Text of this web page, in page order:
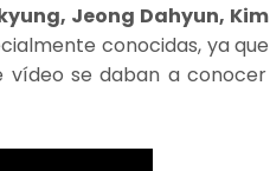
Jeong Dahyun, Kim
conocidas, ya que
vídeo se daban a conocer